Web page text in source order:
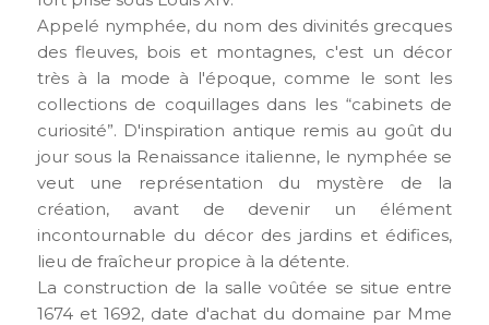
Appelé nymphée, du nom des divinités grecques
des fleuves, bois et montagnes, c'est un décor
très à la mode à l'époque, comme le sont les
collections de coquillages dans les “cabinets de
curiosité”. D'inspiration antique remis au goût du
jour sous la Renaissance italienne, le nymphée se
veut une représentation du mystère de la
création, avant de devenir un élément
incontournable du décor des jardins et édifices,
lieu de fraîcheur propice à la détente.
La construction de la salle voûtée se situe entre
1674 et 1692, date d'achat du domaine par Mme